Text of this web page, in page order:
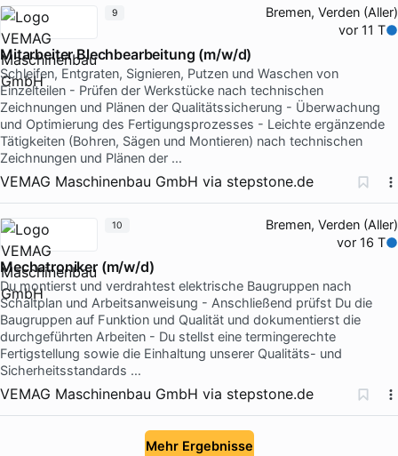
Bremen, Verden (Aller)
vor 11 T
Mitarbeiter Blechbearbeitung (m/w/d)
Schleifen, Entgraten, Signieren, Putzen und Waschen von
Einzelteilen - Prüfen der Werkstücke nach technischen
Zeichnungen und Plänen der Qualitätssicherung - Überwachung
und Optimierung des Fertigungsprozesses - Leichte ergänzende
Tätigkeiten (Bohren, Sägen und Montieren) nach technischen
Zeichnungen und Plänen der …
VEMAG Maschinenbau GmbH via stepstone.de
9
Bremen, Verden (Aller)
vor 16 T
Mechatroniker (m/w/d)
Du montierst und verdrahtest elektrische Baugruppen nach
Schaltplan und Arbeitsanweisung - Anschließend prüfst Du die
Baugruppen auf Funktion und Qualität und dokumentierst die
durchgeführten Arbeiten - Du stellst eine termingerechte
Fertigstellung sowie die Einhaltung unserer Qualitäts- und
Sicherheitsstandards …
VEMAG Maschinenbau GmbH via stepstone.de
10
Mehr Ergebnisse